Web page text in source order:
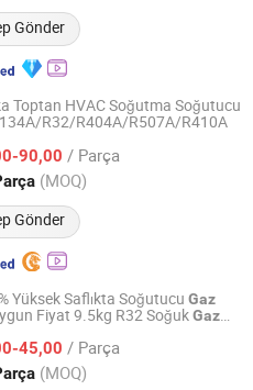
Gönder
Toptan HVAC Soğutma Soğutucu
R32/R404A/R507A/R410A
90,00 / Parça
(MOQ)
Gönder
LIMITED
Fiyat 2018
Yüksek Saflıkta Soğutucu Gaz
Fiyat 9.5kg R32 SoğukGaz
45,00 / Parça
(MOQ)
Co., Ltd.
Fiyat 2022